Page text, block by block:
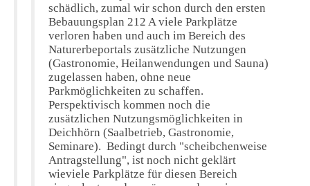
schädlich, zumal wir schon durch den ersten
Bebauungsplan 212 A viele Parkplätze
verloren haben und auch im Bereich des
Naturerbeportals zusätzliche Nutzungen
(Gastronomie, Heilanwendungen und Sauna)
zugelassen haben, ohne neue
Parkmöglichkeiten zu schaffen.
Perspektivisch kommen noch die
zusätzlichen Nutzungsmöglichkeiten in
Deichhörn (Saalbetrieb, Gastronomie,
Seminare). Bedingt durch "scheibchenweise
Antragstellung", ist noch nicht geklärt
wieviele Parkplätze für diesen Bereich